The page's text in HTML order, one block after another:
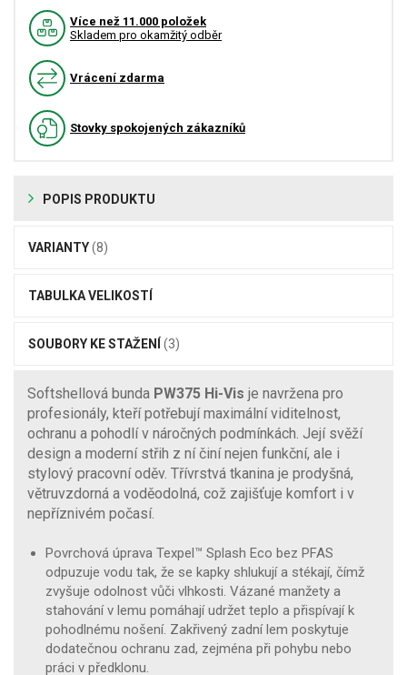
Více než 11.000 položek
Skladem pro okamžitý odběr
Vrácení zdarma
Stovky spokojených zákazníků
POPIS PRODUKTU
VARIANTY(8)
TABULKA VELIKOSTÍ
SOUBORY KE STAŽENÍ (3)
Softshellová bunda PW375 Hi-Vis je navržena pro
profesionály, kteří potřebují maximální viditelnost,
ochranu a pohodlí v náročných podmínkách. Její svěží
design a moderní střih z ní činí nejen funkční, ale i
stylový pracovní oděv. Třívrstvá tkanina je prodyšná,
větruvzdorná a voděodolná, což zajišťuje komfort i v
nepříznivém počasí.
Povrchová úprava Texpel™ Splash Eco bez PFAS
odpuzuje vodu tak, že se kapky shlukují a stékají, čímž
zvyšuje odolnost vůči vlhkosti. Vázané manžety a
stahování v lemu pomáhají udržet teplo a přispívají k
pohodlnému nošení. Zakřivený zadní lem poskytuje
dodatečnou ochranu zad, zejména při pohybu nebo
práci v předklonu.